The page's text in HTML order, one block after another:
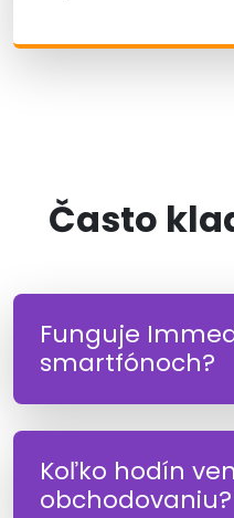
Často
Funguje
smartfónoch?
Koľko hodín
obchodovaniu?